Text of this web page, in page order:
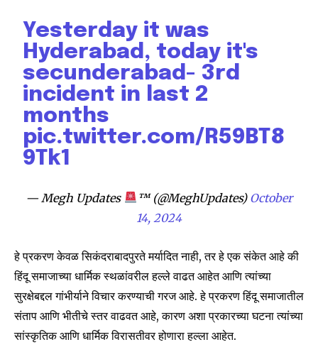
Join our community of
SUBSCRIBERS and be part of the
conversation.
or click the subscribe button below. Don't worry, we respect
your privacy and won't spam your inbox. Your information is
SUBSCRIBE
Yesterday it was
Hyderabad, today it's
secunderabad- 3rd
incident in last 2
months
pic.twitter.com/R59BT8
9Tk1
— Megh Updates ™ (@MeghUpdates) October
14, 2024
हे प्रकरण केवळ सिकंदराबादपुरते मर्यादित नाही, तर हे एक संकेत आहे की
हिंदू समाजाच्या धार्मिक स्थळांवरील हल्ले वाढत आहेत आणि त्यांच्या
सुरक्षेबद्दल गांभीर्याने विचार करण्याची गरज आहे. हे प्रकरण हिंदू समाजातील
संताप आणि भीतीचे स्तर वाढवत आहे, कारण अशा प्रकारच्या घटना त्यांच्या
सांस्कृतिक आणि धार्मिक विरासतीवर होणारा हल्ला आहेत.